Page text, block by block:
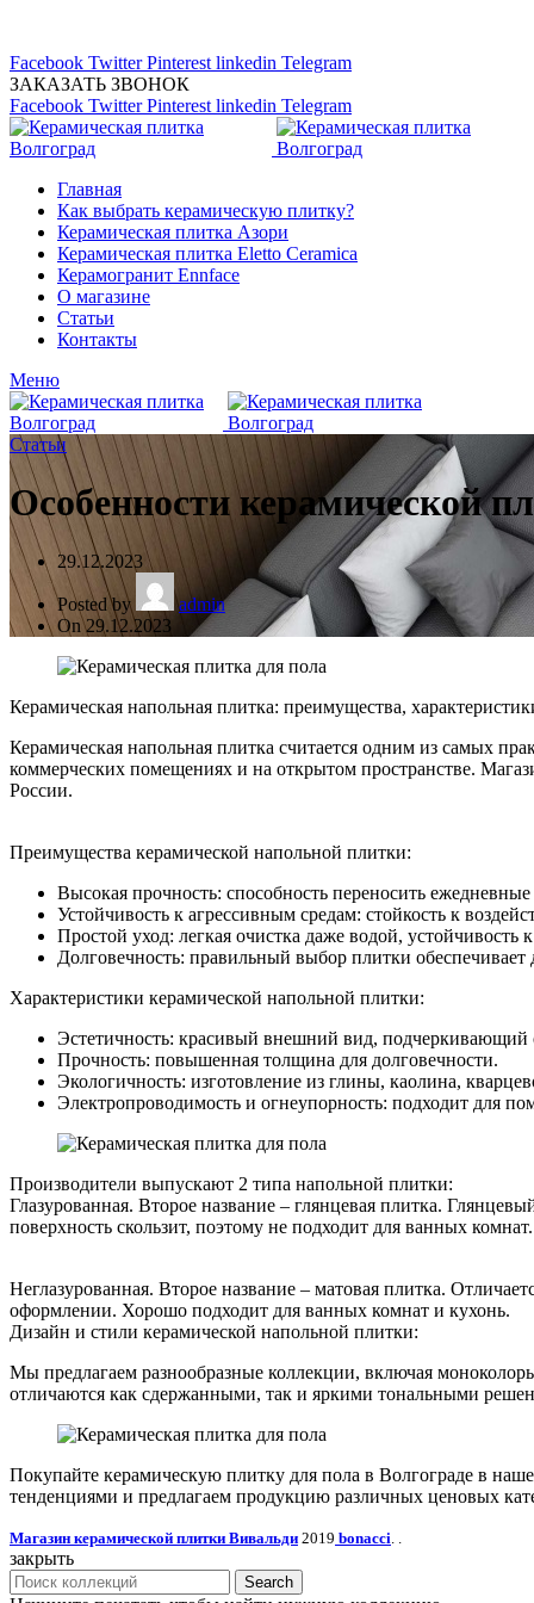
Facebook Twitter Pinterest linkedin Telegram
ЗАКАЗАТЬ ЗВОНОК
Facebook Twitter Pinterest linkedin Telegram
Главная
Как выбрать керамическую плитку?
Керамическая плитка Азори
Керамическая плитка Eletto Ceramica
Керамогранит Ennface
О магазине
Статьи
Контакты
Меню
Статьи
Особенности керамической
29.12.2023
Posted by
admin
On 29.12.2023
Керамическая напольная плитка: преимущества,
Керамическая напольная плитка считается одним из самых
коммерческих помещениях и на открытом пространстве.
России.
Преимущества керамической напольной плитки:
Высокая прочность: способность переносить
Устойчивость к агрессивным средам: стойкость к
Простой уход: легкая очистка даже водой, устойчивость
Долговечность: правильный выбор плитки
Характеристики керамической напольной плитки:
Эстетичность: красивый внешний вид, подчеркивающий
Прочность: повышенная толщина для долговечности.
Экологичность: изготовление из глины, каолина,
Электропроводимость и огнеупорность: подходит для
Производители выпускают 2 типа напольной плитки:
Глазурованная. Второе название – глянцевая плитка.
поверхность скользит, поэтому не подходит для ванных комнат.
Неглазурованная. Второе название – матовая плитка.
оформлении. Хорошо подходит для ванных комнат и кухонь.
Дизайн и стили керамической напольной плитки:
Мы предлагаем разнообразные коллекции, включая
отличаются как сдержанными, так и яркими тональными
Покупайте керамическую плитку для пола в Волгограде в
тенденциями и предлагаем продукцию различных ценовых
Магазин керамической плитки Вивальди 2019 bonacci
закрыть
Search